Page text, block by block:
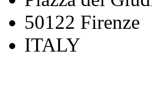
50122 Firenze
ITALY